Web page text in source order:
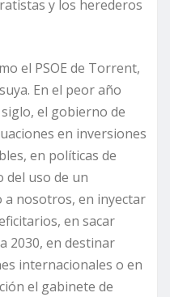
y los herederos
el PSOE de Torrent,
En el peor año
el gobierno de
en inversiones
en políticas de
del uso de un
nosotros, en inyectar
en sacar
2030, en destinar
internacionales o en
el gabinete de